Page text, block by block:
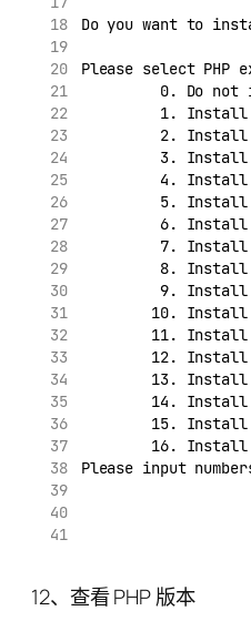
Do you want to
Please select PHP
0. Do not
1. Install
2.
3.
4.
5.
6.
7.
8.
9.
10.
11.
12.
13.
14.
15.
16.
Please input
12、查看 PHP 版本